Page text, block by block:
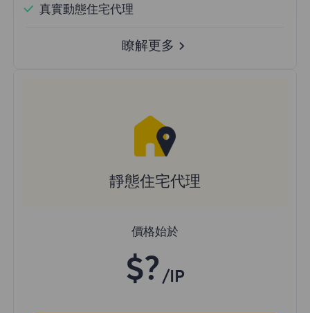
真實動態住宅代理
瞭解更多
靜態住宅代理
價格始於
$? /IP